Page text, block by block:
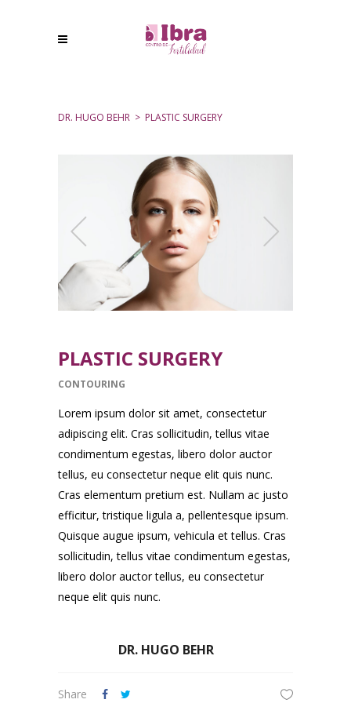
DR. HUGO BEHR > PLASTIC SURGERY
PLASTIC SURGERY
CONTOURING
Lorem ipsum dolor sit amet, consectetur
adipiscing elit. Cras sollicitudin, tellus vitae
condimentum egestas, libero dolor auctor
tellus, eu consectetur neque elit quis nunc.
Cras elementum pretium est. Nullam ac justo
efficitur, tristique ligula a, pellentesque ipsum.
Quisque augue ipsum, vehicula et tellus. Cras
sollicitudin, tellus vitae condimentum egestas,
libero dolor auctor tellus, eu consectetur
neque elit quis nunc.
DR. HUGO BEHR
Share